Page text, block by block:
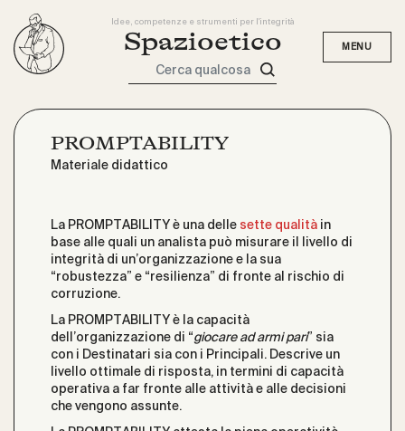
Idee, competenze e strumenti per l'integrità
Spazioetico
Cerca qualcosa
PROMPTABILITY
Materiale didattico
La PROMPTABILITY è una delle sette qualità in
base alle quali un analista può misurare il livello di
integrità di un’organizzazione e la sua
“robustezza” e “resilienza” di fronte al rischio di
corruzione.
La PROMPTABILITY è la capacità
dell’organizzazione di “giocare ad armi pari” sia
con i Destinatari sia con i Principali. Descrive un
livello ottimale di risposta, in termini di capacità
operativa a far fronte alle attività e alle decisioni
che vengono assunte.